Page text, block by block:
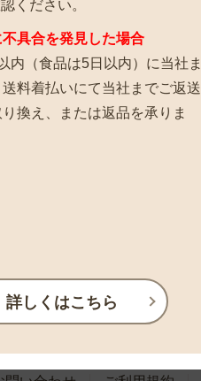
ください。
具合を発見した場合
内（食品は5日以内）に当社ま
料着払いにて当社までご返送
換え、または返品を承りま
詳しくはこちら